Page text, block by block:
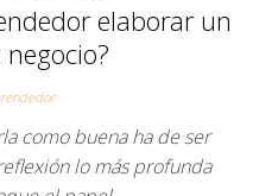
elaborar un
como buena ha de ser
lo más profunda